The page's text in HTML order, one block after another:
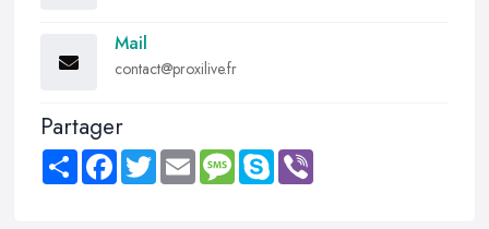
Mail
contact@proxilive.fr
Partager
Share FacebookTwitter Email MessageSkype